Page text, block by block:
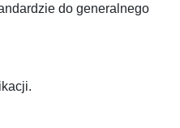
do generalnego